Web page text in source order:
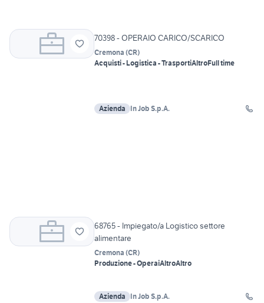
70398 - OPERAIO CARICO/SCARICO
Cremona (CR)
Acquisti - Logistica - TrasportiAltroFull time
Azienda In Job S.p.A.
68765 - Impiegato/a Logistico settore
alimentare
Cremona (CR)
Produzione - OperaiAltroAltro
Azienda In Job S.p.A.